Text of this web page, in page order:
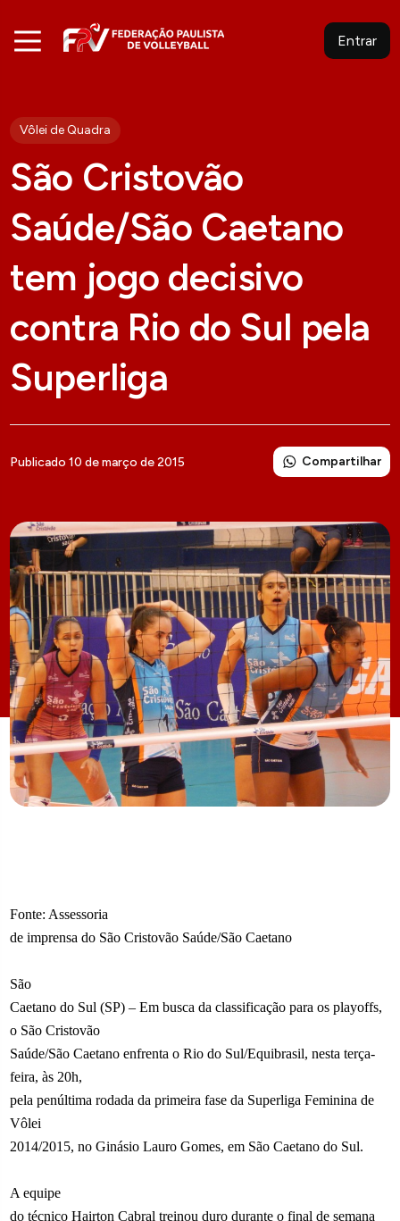
Entrar
Vôlei de Quadra
São Cristovão
Saúde/São Caetano
tem jogo decisivo
contra Rio do Sul pela
Superliga
Publicado 10 de março de 2015 Compartilhar
Fonte: Assessoria
de imprensa do São Cristovão Saúde/São Caetano
São
Caetano do Sul (SP) – Em busca da classificação para os playoffs,
o São Cristovão
Saúde/São Caetano enfrenta o Rio do Sul/Equibrasil, nesta terça-
feira, às 20h,
pela penúltima rodada da primeira fase da Superliga Feminina de
Vôlei
2014/2015, no Ginásio Lauro Gomes, em São Caetano do Sul.
A equipe
do técnico Hairton Cabral treinou duro durante o final de semana